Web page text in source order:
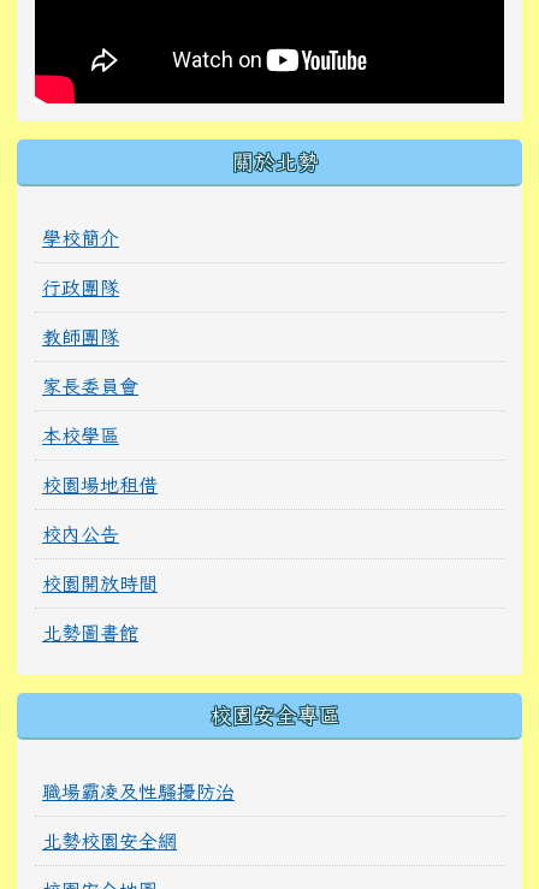
關於北勢
學校簡介
行政團隊
教師團隊
家長委員會
本校學區
校園場地租借
校內公告
校園開放時間
北勢圖書館
校園安全專區
職場霸凌及性騷擾防治
北勢校園安全網